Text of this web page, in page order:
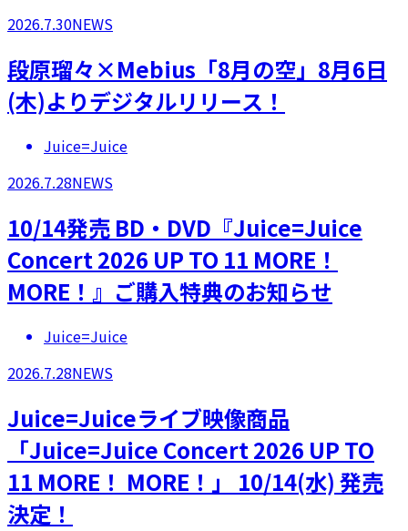
2026.7.30NEWS
段原瑠々×Mebius「8月の空」8月6日
(木)よりデジタルリリース！
Juice=Juice
2026.7.28NEWS
10/14発売 BD・DVD『Juice=Juice
Concert 2026 UP TO 11 MORE！
MORE！』ご購入特典のお知らせ
Juice=Juice
2026.7.28NEWS
Juice=Juiceライブ映像商品
「Juice=Juice Concert 2026 UP TO
11 MORE！ MORE！」 10/14(水) 発売
決定！